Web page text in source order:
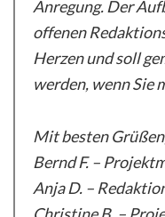
Anregung. Der
offenen
Herzen und soll
werden, wenn Sie
Mit besten
Bernd F. –
Anja D. –